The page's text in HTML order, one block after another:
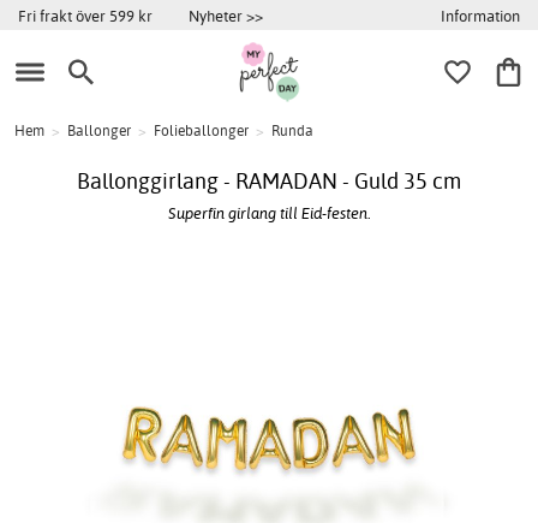
Fri frakt över 599 kr Nyheter >> Information
Hem > Ballonger > Folieballonger > Runda
Ballonggirlang - RAMADAN - Guld 35 cm
Superfin girlang till Eid-festen.